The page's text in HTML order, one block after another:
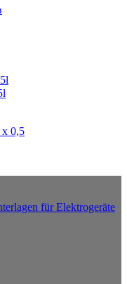
0,5
für Elektrogeräte